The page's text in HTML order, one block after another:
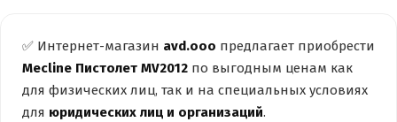
✅ Интернет-магазин avd.ooo предлагает приобрести
Mecline Пистолет MV2012 по выгодным ценам как
для физических лиц, так и на специальных условиях
для юридических лиц и организаций.